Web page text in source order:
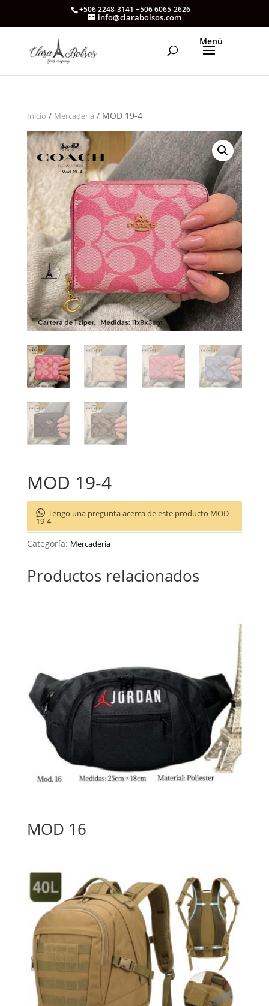
+506 2248-3141 +506 6065-2626
info@clarabolsos.com
Inicio / Mercadería / MOD 19-4
MOD 19-4
Tengo una pregunta acerca de este producto MOD
19-4
Categoría: Mercadería
Productos relacionados
MOD 16